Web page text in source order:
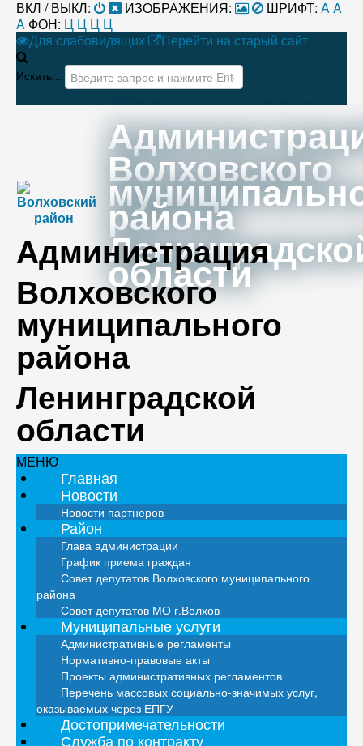
ВКЛ / ВЫКЛ: ИЗОБРАЖЕНИЯ: ШРИФТ: AA
A ФОН: Ц Ц Ц Ц
Для слабовидящих
Перейти на старый сайт
Искать...
Волховского
района
области
Администрация
Волховского
муниципального
района
Ленинградской
области
МЕНЮ
Главная
Новости
Новости партнеров
Район
Глава администрации
График приема граждан
Совет депутатов Волховского муниципального
района
Совет депутатов МО г.Волхов
Муниципальные услуги
Административные регламенты
Нормативно-правовые акты
Проекты административных регламентов
Перечень массовых социально-значимых услуг,
оказываемых через ЕПГУ
Достопримечательности
Служба по контракту